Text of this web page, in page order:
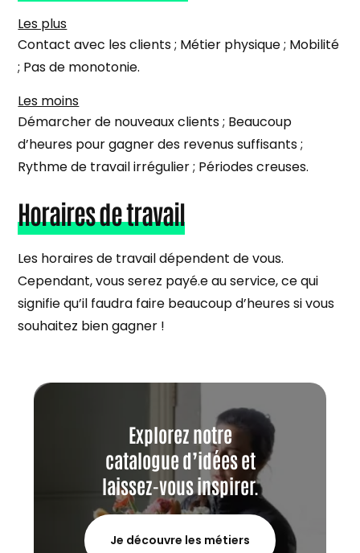
Les plus
Contact avec les clients ; Métier physique ; Mobilité
; Pas de monotonie.
Les moins
Démarcher de nouveaux clients ; Beaucoup
d’heures pour gagner des revenus suffisants ;
Rythme de travail irrégulier ; Périodes creuses.
Horaires de travail
Les horaires de travail dépendent de vous.
Cependant, vous serez payé.e au service, ce qui
signifie qu’il faudra faire beaucoup d’heures si vous
souhaitez bien gagner !
Explorez notre
catalogue d’idées et
laissez-vous inspirer.
Je découvre les métiers